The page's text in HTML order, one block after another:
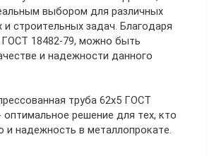
выбором для различных
строительных задач. Благодаря
18482-79, можно быть
и надежности данного
труба 62х5 ГОСТ
оптимальное решение для тех, кто
и надежность в металлопрокате.